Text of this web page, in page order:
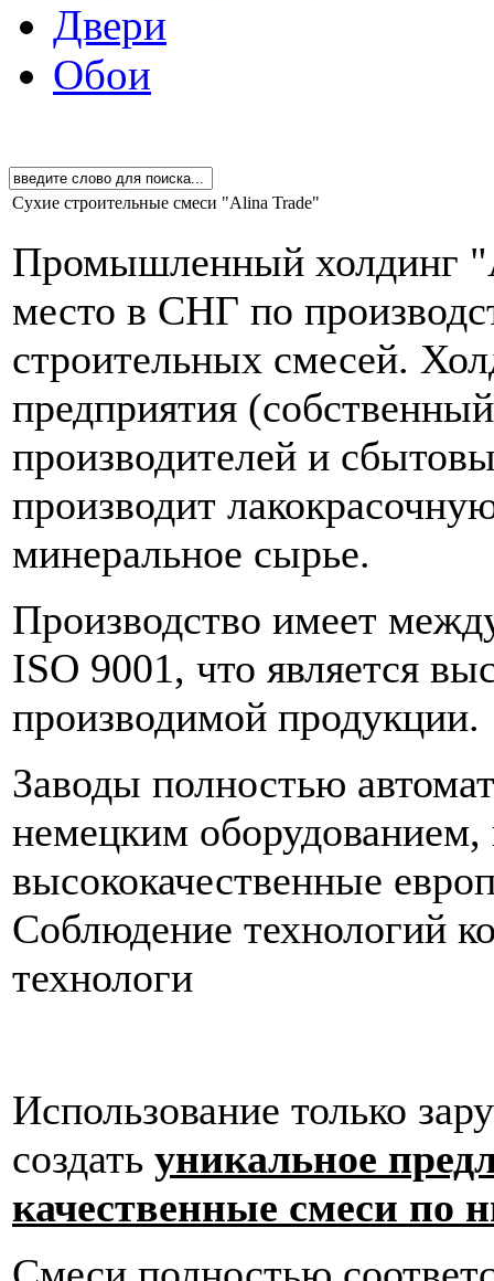
Двери
Обои
Сухие строительные смеси "Alina Trade"
Промышленный холдинг
место в СНГ по
строительных смесей.
предприятия
производителей и
производит
минеральное сырье.
Производство имеет
ISO 9001, что является
производимой продукции.
Заводы полностью
немецким оборудованием,
высококачественные
Соблюдение технологий
технологи
Использование только
создать уникальное
качественные смеси по